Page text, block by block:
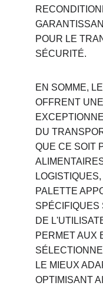
POUR LE
SÉCURITÉ.
EN SOMME,
OFFRENT
DU
QUE CE SOIT
PALETTE
SPÉCIFIQUES
DE
PERMET AUX
LE MIEUX
OPTIMISANT